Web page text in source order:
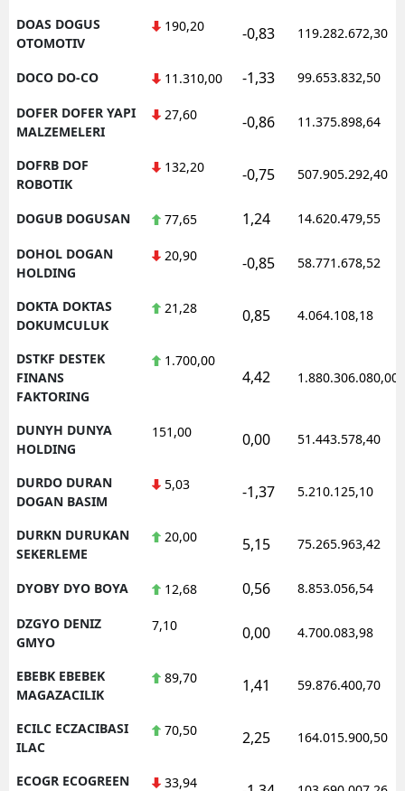
DOAS DOGUS
OTOMOTIV
190,20 -0,83 119.282.672,30
DOCO DO-CO 11.310,00 -1,33 99.653.832,50
DOFER DOFER YAPI
MALZEMELERI
27,60 -0,86 11.375.898,64
DOFRB DOF
ROBOTIK
132,20 -0,75 507.905.292,40
DOGUB DOGUSAN 77,65 1,24 14.620.479,55
DOHOL DOGAN
HOLDING
20,90 -0,85 58.771.678,52
DOKTA DOKTAS
DOKUMCULUK
21,28 0,85 4.064.108,18
DSTKF DESTEK
FINANS
FAKTORING
1.700,00
4,42 1.880.306.080,00
DUNYH DUNYA
HOLDING
151,00 0,00 51.443.578,40
DURDO DURAN
DOGAN BASIM
5,03 -1,37 5.210.125,10
DURKN DURUKAN
SEKERLEME
20,00 5,15 75.265.963,42
DYOBY DYO BOYA 12,68 0,56 8.853.056,54
DZGYO DENIZ
GMYO
7,10 0,00 4.700.083,98
EBEBK EBEBEK
MAGAZACILIK
89,70 1,41 59.876.400,70
ECILC ECZACIBASI
ILAC
70,50 2,25 164.015.900,50
ECOGR ECOGREEN
33,94